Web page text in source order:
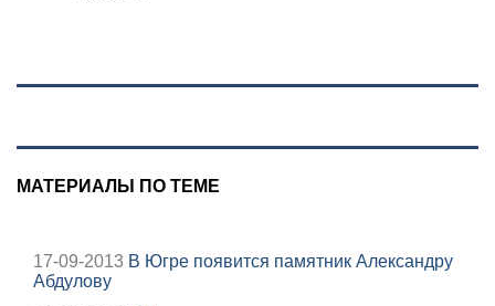
МАТЕРИАЛЫ ПО ТЕМЕ
17-09-2013 В Югре появится памятник Александру
Абдулову